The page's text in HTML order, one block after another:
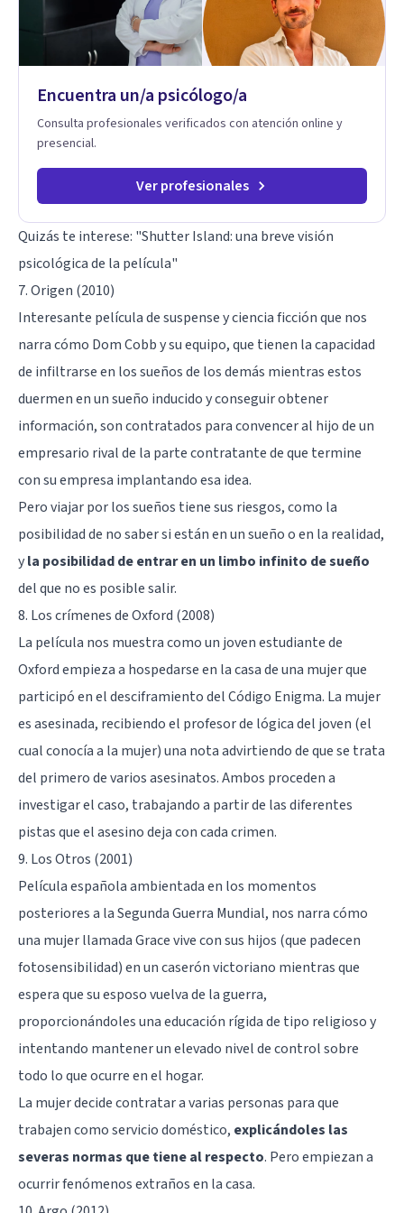
Encuentra un/a psicólogo/a
Consulta profesionales verificados con atención online y
presencial.
Ver profesionales
Quizás te interese: "Shutter Island: una breve visión
psicológica de la película"
7. Origen (2010)
Interesante película de suspense y ciencia ficción que nos
narra cómo Dom Cobb y su equipo, que tienen la capacidad
de infiltrarse en los sueños de los demás mientras estos
duermen en un sueño inducido y conseguir obtener
información, son contratados para convencer al hijo de un
empresario rival de la parte contratante de que termine
con su empresa implantando esa idea.
Pero viajar por los sueños tiene sus riesgos, como la
posibilidad de no saber si están en un sueño o en la realidad,
yla posibilidad de entrar en un limbo infinito de sueño
del que no es posible salir.
8. Los crímenes de Oxford (2008)
La película nos muestra como un joven estudiante de
Oxford empieza a hospedarse en la casa de una mujer que
participó en el desciframiento del Código Enigma. La mujer
es asesinada, recibiendo el profesor de lógica del joven (el
cual conocía a la mujer) una nota advirtiendo de que se trata
del primero de varios asesinatos. Ambos proceden a
investigar el caso, trabajando a partir de las diferentes
pistas que el asesino deja con cada crimen.
9. Los Otros (2001)
Película española ambientada en los momentos
posteriores a la Segunda Guerra Mundial, nos narra cómo
una mujer llamada Grace vive con sus hijos (que padecen
fotosensibilidad) en un caserón victoriano mientras que
espera que su esposo vuelva de la guerra,
proporcionándoles una educación rígida de tipo religioso y
intentando mantener un elevado nivel de control sobre
todo lo que ocurre en el hogar.
La mujer decide contratar a varias personas para que
trabajen como servicio doméstico, explicándoles las
severas normas que tiene al respecto. Pero empiezan a
ocurrir fenómenos extraños en la casa.